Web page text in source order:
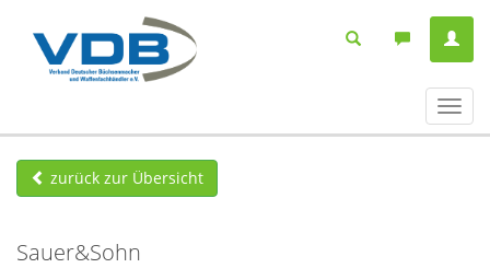
ein-/
zurück zur Übersicht
Sauer&Sohn